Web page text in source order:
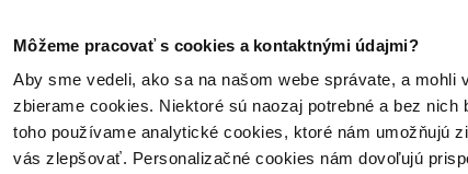
Môžeme pracovať s cookies a kontaktnými údajmi?
Aby sme vedeli, ako sa na našom webe správate, a mohli
zbierame cookies. Niektoré sú naozaj potrebné a bez
toho používame analytické cookies, ktoré nám umožňujú
vás zlepšovať. Personalizačné cookies nám dovoľujú
Poukážky Kontakt